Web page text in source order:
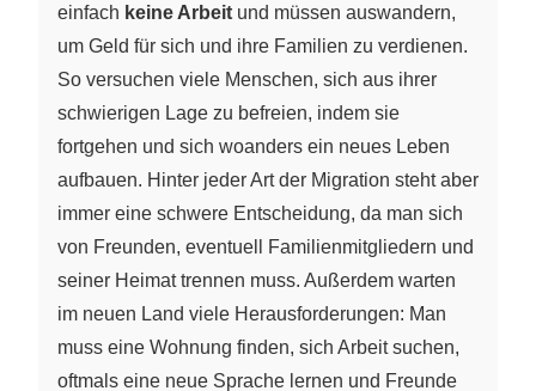
einfach keine Arbeit und müssen auswandern,
um Geld für sich und ihre Familien zu verdienen.
So versuchen viele Menschen, sich aus ihrer
schwierigen Lage zu befreien, indem sie
fortgehen und sich woanders ein neues Leben
aufbauen. Hinter jeder Art der Migration steht aber
immer eine schwere Entscheidung, da man sich
von Freunden, eventuell Familienmitgliedern und
seiner Heimat trennen muss. Außerdem warten
im neuen Land viele Herausforderungen: Man
muss eine Wohnung finden, sich Arbeit suchen,
oftmals eine neue Sprache lernen und Freunde